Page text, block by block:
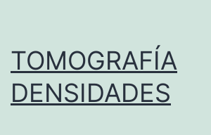
P
E
R
TOMOGRAFÍA
DENSIDADES